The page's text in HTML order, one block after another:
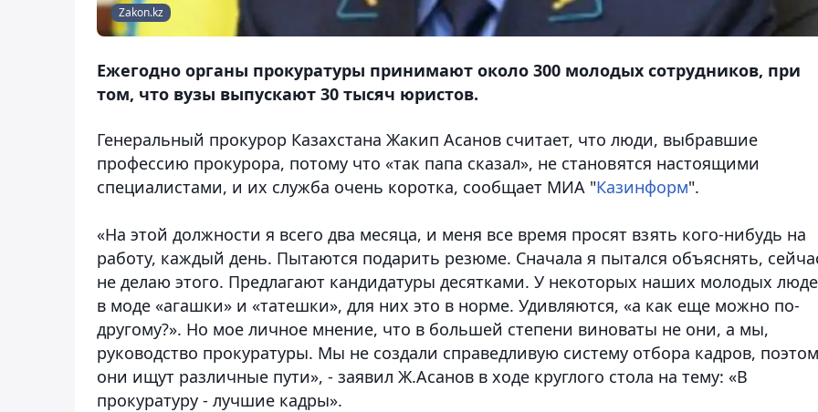
Zakon.kz
Ежегодно органы прокуратуры принимают около 300 молодых сотрудников, при
том, что вузы выпускают 30 тысяч юристов.
Генеральный прокурор Казахстана Жакип Асанов считает, что люди, выбравшие
профессию прокурора, потому что «так папа сказал», не становятся настоящими
специалистами, и их служба очень коротка, сообщает МИА "Казинформ".
«На этой должности я всего два месяца, и меня все время просят взять кого-нибудь на
работу, каждый день. Пытаются подарить резюме. Сначала я пытался объяснять,
не делаю этого. Предлагают кандидатуры десятками. У некоторых наших молодых
в моде «агашки» и «татешки», для них это в норме. Удивляются, «а как еще можно по-
другому?». Но мое личное мнение, что в большей степени виноваты не они, а мы,
руководство прокуратуры. Мы не создали справедливую систему отбора кадров,
они ищут различные пути», - заявил Ж.Асанов в ходе круглого стола на тему: «В
прокуратуру - лучшие кадры».